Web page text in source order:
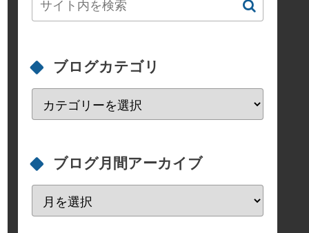
ブログカテゴリ
ブログ月間アーカイブ